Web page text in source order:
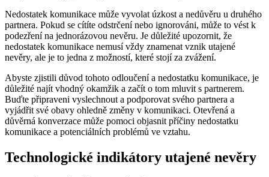
Nedostatek komunikace může vyvolat úzkost a nedůvěru u druhého
partnera. Pokud se cítíte odstrčení nebo ignorováni, může to vést k
podezření na jednorázovou nevěru. Je důležité upozornit, že
nedostatek komunikace nemusí vždy znamenat vznik utajené
nevěry, ale je to jedna z možností, které stojí za zvážení.
Abyste zjistili důvod tohoto odloučení a nedostatku komunikace, je
důležité najít vhodný okamžik a začít o tom mluvit s partnerem.
Buďte připraveni vyslechnout a podporovat svého partnera a
vyjádřit své obavy ohledně změny v komunikaci. Otevřená a
důvěrná konverzace může pomoci objasnit příčiny nedostatku
komunikace a potenciálních problémů ve vztahu.
Technologické indikátory utajené nevěry